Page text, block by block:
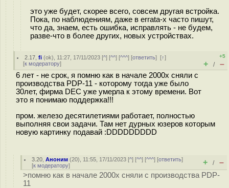
это уже будет, скорее всего, совсем другая встройка.
Пока, по наблюдениям, даже в errata-х часто пишут,
что да, знаем, есть ошибка, исправлять - не будем,
разве-что в более других, новых устройствах.
2.17 ,fi (ok), 11:27, 17/11/2023 [^] [^^] [^^^] [ответить][↑]
[к модератору]
+5
+ / –
6 лет - не срок, я помню как в начале 2000х сняли с
производствa PDP-11 - которому тогда уже было
30лет, фирма DEC уже умерла к этому времени. Вот
это я понимаю поддержка!!!
пром. железо десятилетиями работает, полностью
выполняя свои задачи. Там нет дурных юзеров которым
новую картинку подавай :DDDDDDDDD
3.20 ,Аноним (20), 11:55, 17/11/2023 [^] [^^] [^^^] [ответить]
[к модератору] + / –
>помню как в начале 2000х сняли с производствa PDP-
11